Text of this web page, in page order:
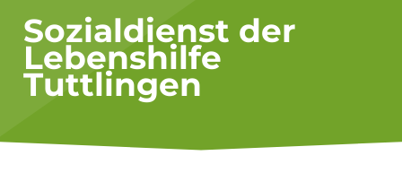
Sozialdienst der
Lebenshilfe
Tuttlingen